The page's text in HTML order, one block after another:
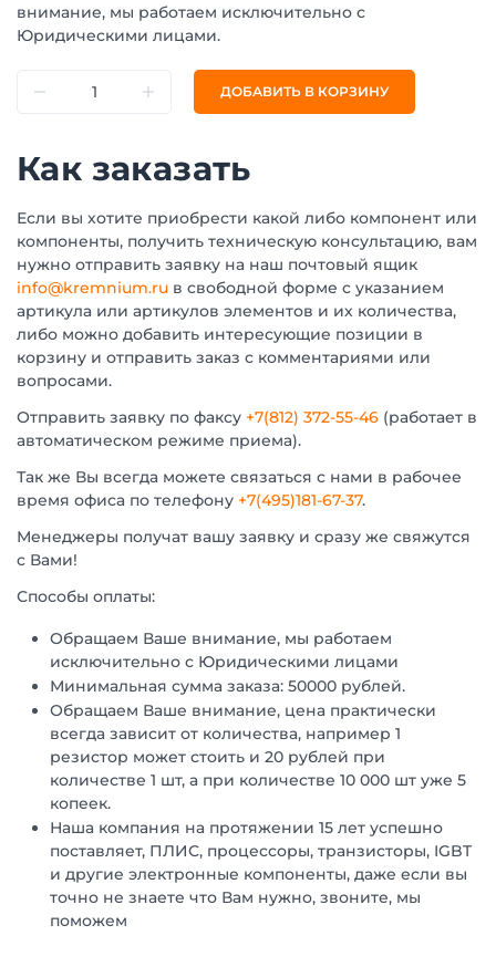
внимание, мы работаем исключительно с
Юридическими лицами.
ДОБАВИТЬ В КОРЗИНУ
Как заказать
Если вы хотите приобрести какой либо компонент или
компоненты, получить техническую консультацию, вам
нужно отправить заявку на наш почтовый ящик
info@kremnium.ru в свободной форме с указанием
артикула или артикулов элементов и их количества,
либо можно добавить интересующие позиции в
корзину и отправить заказ с комментариями или
вопросами.
Отправить заявку по факсу +7(812) 372-55-46 (работает в
автоматическом режиме приема).
Так же Вы всегда можете связаться с нами в рабочее
время офиса по телефону +7(495)181-67-37.
Менеджеры получат вашу заявку и сразу же свяжутся
с Вами!
Способы оплаты:
Обращаем Ваше внимание, мы работаем
исключительно с Юридическими лицами
Минимальная сумма заказа: 50000 рублей.
Обращаем Ваше внимание, цена практически
всегда зависит от количества, например 1
резистор может стоить и 20 рублей при
количестве 1 шт, а при количестве 10 000 шт уже 5
копеек.
Наша компания на протяжении 15 лет успешно
поставляет, ПЛИС, процессоры, транзисторы, IGBT
и другие электронные компоненты, даже если вы
точно не знаете что Вам нужно, звоните, мы
поможем